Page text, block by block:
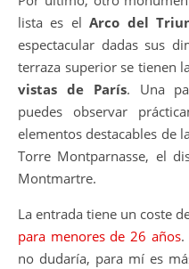
lista es elArco del
espectacular dadas sus
terraza superior se tienen
vistas de París. Una
puedes observar
elementos destacables de
Torre Montparnasse, el
Montmartre.
La entrada tiene un coste
para menores de 26 años.
no dudaría, para mí es